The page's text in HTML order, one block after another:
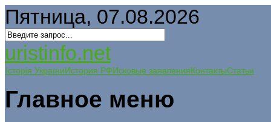
Пятница, 07.08.2026
uristinfo.net
Історія УкраїниИстория РФИсковые заявленияКонтактыСтатьи
Главное меню